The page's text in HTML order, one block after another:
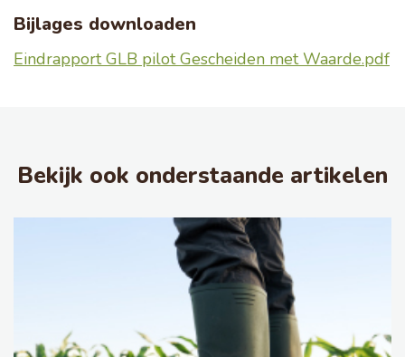
Bijlages downloaden
Eindrapport GLB pilot Gescheiden met Waarde.pdf
Bekijk ook onderstaande artikelen